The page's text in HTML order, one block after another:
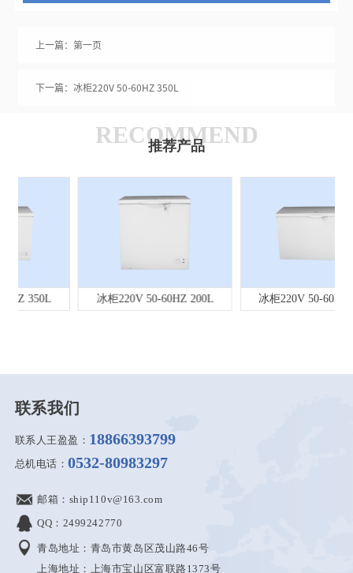
上一篇：第一页
下一篇：冰柜220V 50-60HZ 350L
RECOMMEND
推荐产品
冰柜220V 50-60HZ 200L 冰柜220V 50-60HZ 350L
联系我们
联系人王盈盈： 18866393799
总机电话：0532-80983297
邮箱：ship110v@163.com
QQ：2499242770
青岛地址：青岛市黄岛区茂山路46号
上海地址：上海市宝山区富联路1373号